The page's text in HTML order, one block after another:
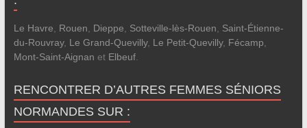
Le Havre Rouen Dieppe Sotteville-lès-Rouen
Saint-Étienne-
du-Rouvray, Le Grand-Quevilly, Le Petit-Quevilly, Fécamp
Mont-Saint-Aignan et Elbeuf.
RENCONTRER D’AUTRES FEMMES SÉNIORS
NORMANDES SUR :